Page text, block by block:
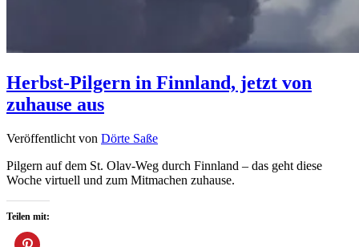
Herbst-Pilgern in Finnland, jetzt von
zuhause aus
Veröffentlicht von Dörte Saße
Pilgern auf dem St. Olav-Weg durch Finnland – das geht diese
Woche virtuell und zum Mitmachen zuhause.
Teilen mit: